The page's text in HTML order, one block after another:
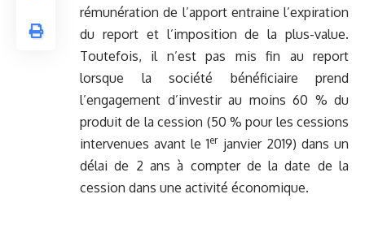
rémunération de l’apport entraine l’expiration
du report et l’imposition de la plus-value.
Toutefois, il n’est pas mis fin au report
lorsque la société bénéficiaire prend
l’engagement d’investir au moins 60 % du
produit de la cession (50 % pour les cessions
intervenues avant le 1erjanvier 2019) dans un
délai de 2 ans à compter de la date de la
cession dans une activité économique.